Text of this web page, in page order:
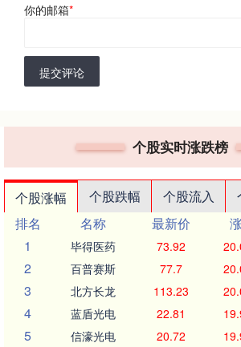
你的邮箱*
提交评论
个股实时涨跌榜
个股涨幅 个股跌幅 个股流入
排名
名称 最新价
1
毕得医药 73.92
2 百普赛斯 77.7
3 北方长龙 113.23
4 蓝盾光电 22.81
5 信濠光电 20.72